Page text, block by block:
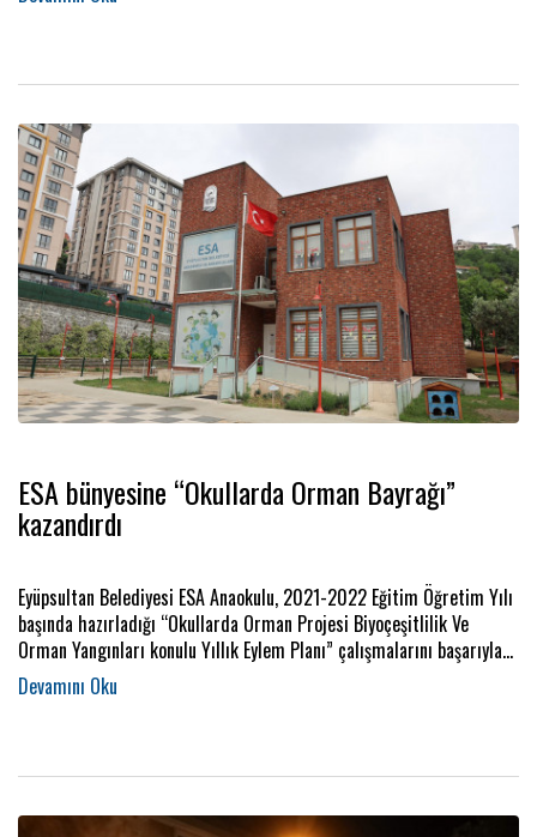
ESA bünyesine “Okullarda Orman Bayrağı”
kazandırdı
Eyüpsultan Belediyesi ESA Anaokulu, 2021-2022 Eğitim Öğretim Yılı
başında hazırladığı “Okullarda Orman Projesi Biyoçeşitlilik Ve
Orman Yangınları konulu Yıllık Eylem Planı” çalışmalarını başarıyla
sürdürüyor.